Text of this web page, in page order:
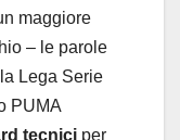
maggiore
– le parole
Lega Serie
PUMA
tecnici per